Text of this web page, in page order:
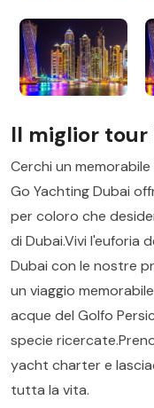
Il miglior tour
Cerchi un
Go Yachting Dubai
per coloro che
di Dubai.Vivi l'euforia
Dubai con le nostre
un viaggio
acque del Golfo
specie
yacht charter e
tutta la vita.